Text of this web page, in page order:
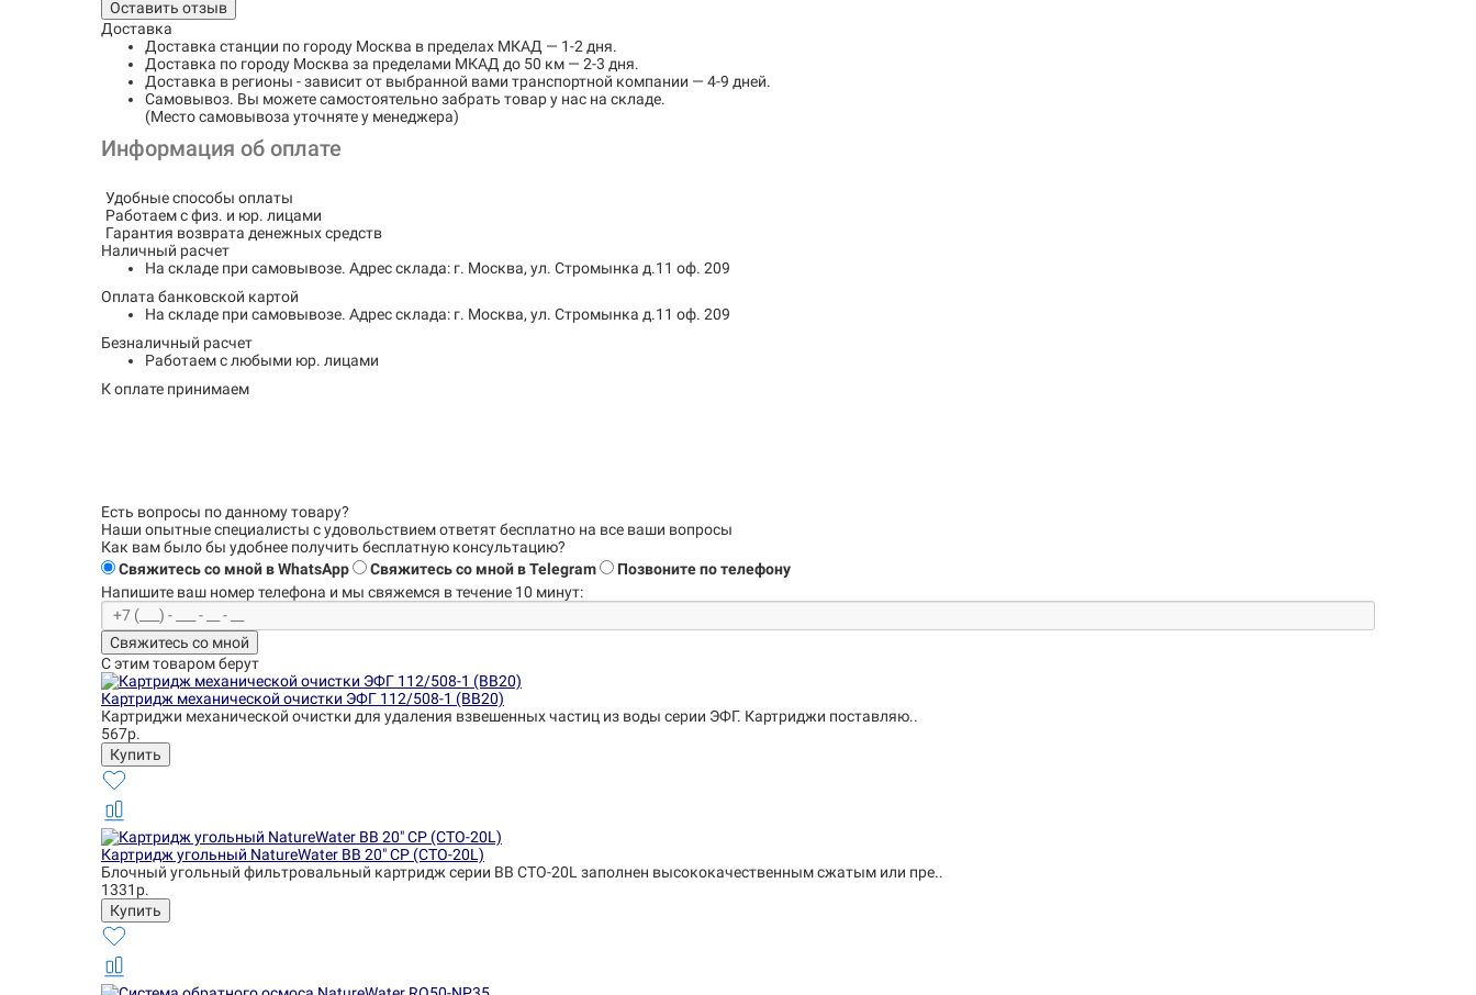
Оставить отзыв
Доставка
Доставка станции по городу Москва в пределах МКАД — 1-2 дня.
Доставка по городу Москва за пределами МКАД до 50 км — 2-3 дня.
Доставка в регионы - зависит от выбранной вами транспортной компании — 4-9 дней.
Самовывоз. Вы можете самостоятельно забрать товар у нас на складе.
(Место самовывоза уточняте у менеджера)
Информация об оплате
Удобные способы оплаты
Работаем с физ. и юр. лицами
Гарантия возврата денежных средств
Наличный расчет
На складе при самовывозе. Адрес склада: г. Москва, ул. Стромынка д.11 оф. 209
Оплата банковской картой
На складе при самовывозе. Адрес склада: г. Москва, ул. Стромынка д.11 оф. 209
Безналичный расчет
Работаем с любыми юр. лицами
К оплате принимаем
Есть вопросы по данному товару?
Наши опытные специалисты с удовольствиемответят бесплатно на все ваши вопросы
Как вам было бы удобнее получить бесплатную консультацию?
Свяжитесь со мной в WhatsApp
Свяжитесь со мной в Telegram
Позвоните по телефону
Напишите ваш номер телефона и мы свяжемся в течение 10 минут:
Свяжитесь со мной
С этим товаром берут
Картридж механической очистки ЭФГ 112/508-1 (BB20)
Картриджи механической очистки для удаления взвешенных частиц из воды серии ЭФГ. Картриджи поставляю..
567р.
Картридж угольный NatureWater BB 20" CP (CTO-20L)
Блочный угольный фильтровальный картридж серии BB CTO-20L заполнен высококачественным сжатым или пре..
1331р.